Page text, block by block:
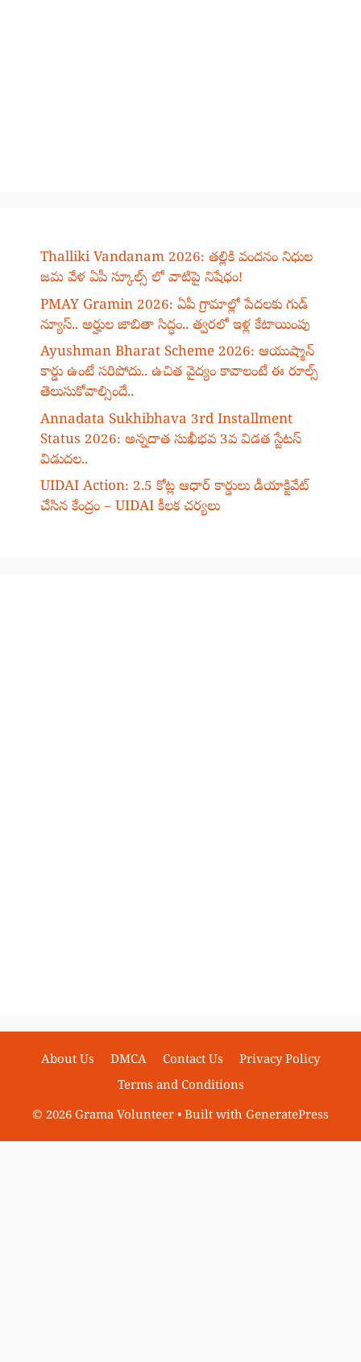
Thalliki Vandanam 2026: తల్లికి వందనం నిధుల
జమ వేళ ఏపీ స్కూల్స్ లో వాటిపై నిషేధం!
PMAY Gramin 2026: ఏపీ గ్రామాల్లో పేదలకు గుడ్
న్యూస్.. అర్హుల జాబితా సిద్ధం.. త్వరలో ఇళ్ల కేటాయింపు
Ayushman Bharat Scheme 2026: ఆయుష్మాన్
కార్డు ఉంటే సరిపోదు.. ఉచిత వైద్యం కావాలంటే ఈ రూల్స్
తెలుసుకోవాల్సిందే..
Annadata Sukhibhava 3rd Installment
Status 2026: అన్నదాత సుఖీభవ 3వ విడత స్టేటస్
విడుదల..
UIDAI Action: 2.5 కోట్ల ఆధార్ కార్డులు డీయాక్టివేట్
చేసిన కేంద్రం – UIDAI కీలక చర్యలు
About Us DMCA Contact Us
Privacy Policy
Terms and Conditions
© 2026 Grama Volunteer • Built with GeneratePress